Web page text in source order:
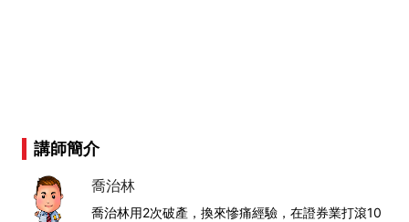
講師簡介
喬治林
喬治林用2次破產，換來慘痛經驗，在證券業打滾10